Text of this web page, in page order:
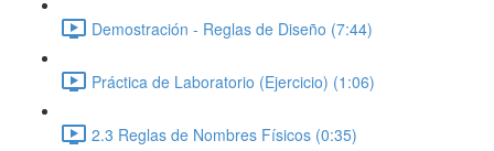
Demostración - Reglas de Diseño (7:44)
Práctica de Laboratorio (Ejercicio) (1:06)
2.3 Reglas de Nombres Físicos (0:35)